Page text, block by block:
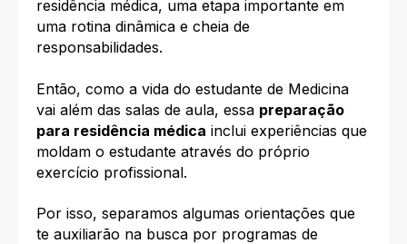
residência médica, uma etapa importante em
uma rotina dinâmica e cheia de
responsabilidades.
Então, como a vida do estudante de Medicina
vai além das salas de aula, essa preparação
para residência médica inclui experiências que
moldam o estudante através do próprio
exercício profissional.
Por isso, separamos algumas orientações que
te auxiliarão na busca por programas de